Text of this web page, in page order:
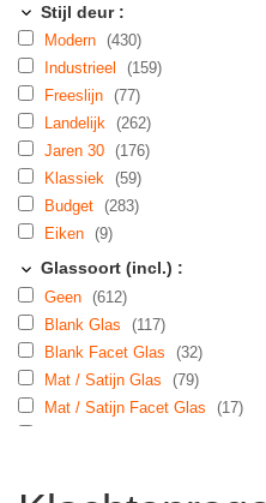
88x201.5
93x201.5
(39)
(4)
103x201.5
(1)
53x211.5
(1)
(23)
(10)
73x211.5
(22)
78x211.5
83x211.5 (68)
88x211.5 (128)
93x211.5 (47)
98x211.5 (4)
103x211.5 (3)
83x220 (1)
68x231.5
(3)
Stijl deur :
Modern (430)
Industrieel
(159)
Freeslijn (77)
Landelijk (262)
Jaren 30 (176)
Klassiek (59)
Budget (283)
Eiken (9)
Glassoort (incl.) :
Geen (612)
Blank Glas
(117)
Blank Facet Glas
(32)
Mat / Satijn Glas
(79)
Mat / Satijn Facet Glas
(17)
Art Deco 76 Glas